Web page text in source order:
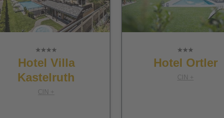
Hotel Villa
Kastelruth
CIN +
Hotel Ortler
CIN +